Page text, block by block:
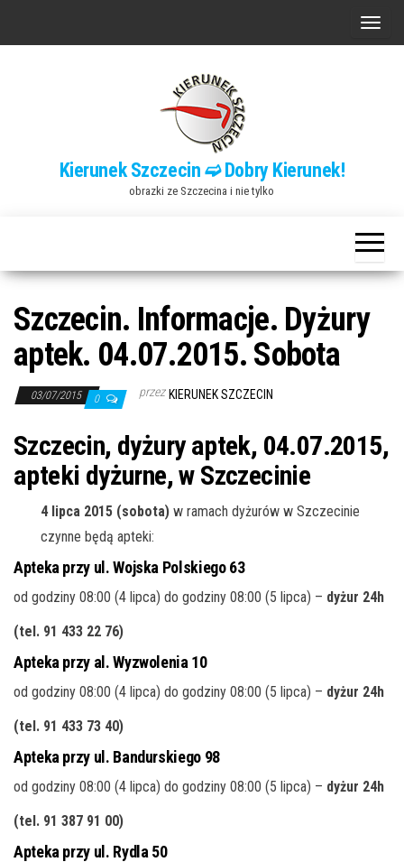
P
n
a
w
ę
Kierunek Szczecin ➫ Dobry Kierunek!
obrazki ze Szczecina i nie tylko
Szczecin. Informacje. Dyżury
aptek. 04.07.2015. Sobota
03/07/2015 0 przez KIERUNEK SZCZECIN
Szczecin, dyżury aptek, 04.07.2015,
apteki dyżurne, w Szczecinie
4 lipca 2015 (sobota) w ramach dyżurów w Szczecinie
czynne będą apteki:
Apteka przy ul. Wojska Polskiego 63
od godziny 08:00 (4 lipca) do godziny 08:00 (5 lipca) – dyżur 24h
(tel. 91 433 22 76)
Apteka przy al. Wyzwolenia 10
od godziny 08:00 (4 lipca) do godziny 08:00 (5 lipca) – dyżur 24h
(tel. 91 433 73 40)
Apteka przy ul. Bandurskiego 98
od godziny 08:00 (4 lipca) do godziny 08:00 (5 lipca) – dyżur 24h
(tel. 91 387 91 00)
Apteka przy ul. Rydla 50